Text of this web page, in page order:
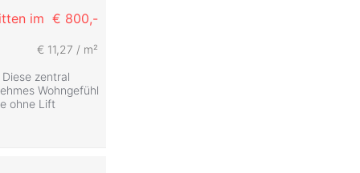
im € 800,-
€ 11,27 / m²
zentral
Wohngefühl
ohne Lift